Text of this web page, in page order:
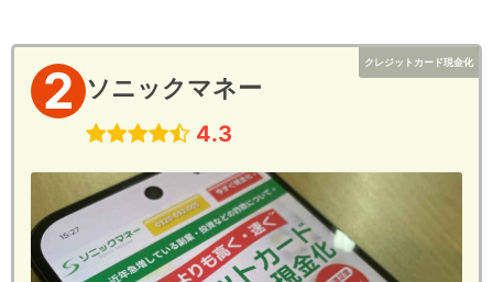
クレジットカード現金化
2 ソニックマネー
4.3